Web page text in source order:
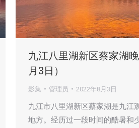
九江八里湖新区蔡家湖
月3日）
影集 管理员 2022年8月3日
九江市八里湖新区蔡家湖是九江
地方。经历过一段时间的酷暑和